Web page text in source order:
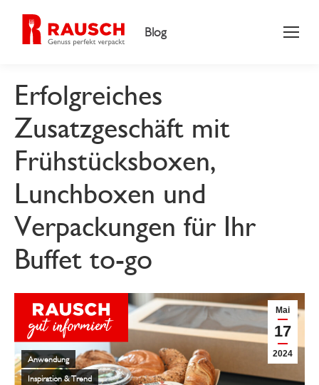
Blog
Erfolgreiches
Zusatzgeschäft mit
Frühstücksboxen,
Lunchboxen und
Verpackungen für Ihr
Buffet to-go
Mai
17
2024
Anwendung
Inspiration & Trend